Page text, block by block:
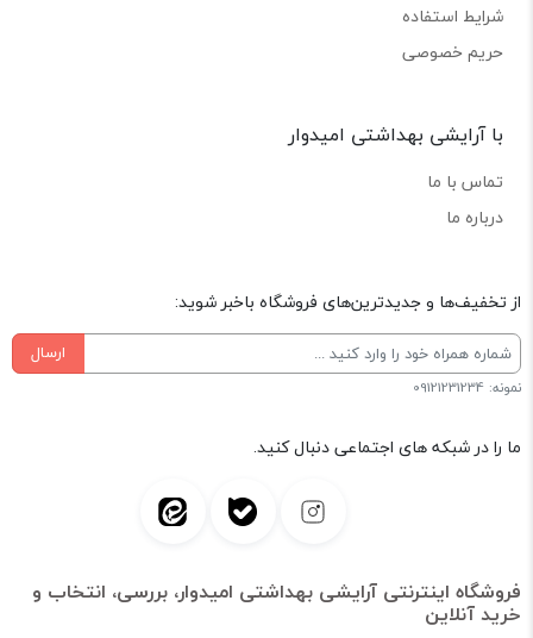
شرایط استفاده
حریم خصوصی
با آرایشی بهداشتی امیدوار
تماس با ما
درباره ما
از تخفیف‌ها و جدیدترین‌های فروشگاه باخبر شوید:
ارسال
نمونه: 09121231234
ما را در شبکه های اجتماعی دنبال کنید.
فروشگاه اینترنتی آرایشی بهداشتی امیدوار، بررسی، انتخاب و
خرید آنلاین